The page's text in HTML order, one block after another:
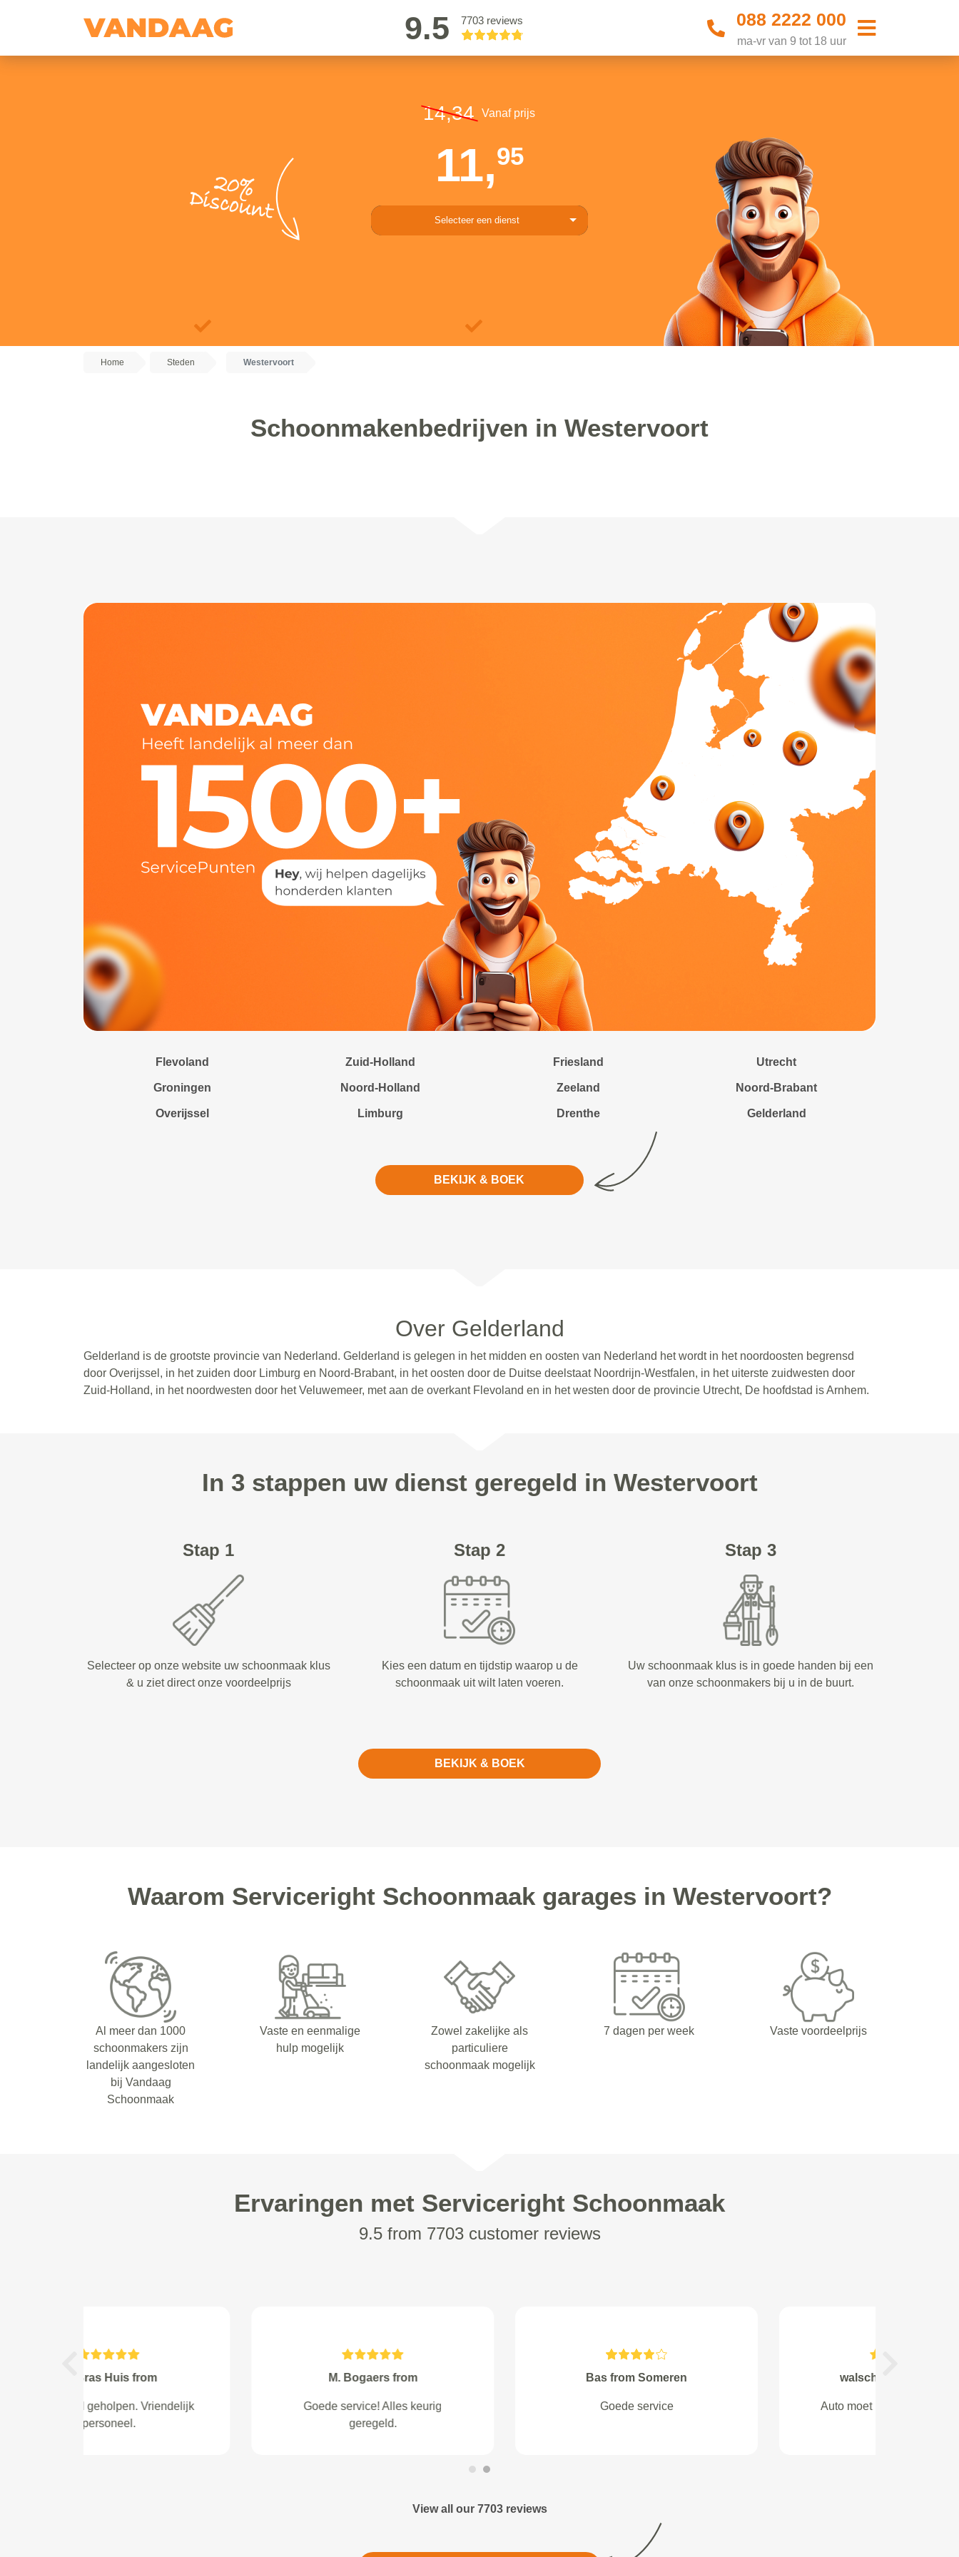
9.5 7703 reviews 088 2222 000
ma-vr van 9 tot 18 uur
20%
Discount
14,34 Vanaf prijs
11,95
Selecteer een dienst
Home Steden Westervoort
Schoonmakenbedrijven in Westervoort
Flevoland Zuid-Holland Friesland Utrecht
Groningen Noord-Holland Zeeland Noord-Brabant
Overijssel Limburg Drenthe Gelderland
BEKIJK & BOEK
Over Gelderland
Gelderland is de grootste provincie van Nederland. Gelderland is gelegen in het midden en oosten van Nederland het wordt in het noordoosten begrensd
door Overijssel, in het zuiden door Limburg en Noord-Brabant, in het oosten door de Duitse deelstaat Noordrijn-Westfalen, in het uiterste zuidwesten door
Zuid-Holland, in het noordwesten door het Veluwemeer, met aan de overkant Flevoland en in het westen door de provincie Utrecht, De hoofdstad is Arnhem.
In 3 stappen uw dienst geregeld in Westervoort
Stap 1
Selecteer op onze website uw schoonmaak klus
& u ziet direct onze voordeelprijs
Stap 2
Kies een datum en tijdstip waarop u de
schoonmaak uit wilt laten voeren.
Stap 3
Uw schoonmaak klus is in goede handen bij een
van onze schoonmakers bij u in de buurt.
BEKIJK & BOEK
Waarom Serviceright Schoonmaak garages in Westervoort?
Al meer dan 1000
schoonmakers zijn
landelijk aangesloten
bij Vandaag
Schoonmaak
Vaste en eenmalige
hulp mogelijk
Zowel zakelijke als
particuliere
schoonmaak mogelijk
7 dagen per week Vaste voordeelprijs
Ervaringen met Serviceright Schoonmaak
9.5 from 7703 customer reviews
Goede service
Auto moet nog gemaakt worden
Werk goed uitgevoerd; prima
Previous
View all our 7703 reviews